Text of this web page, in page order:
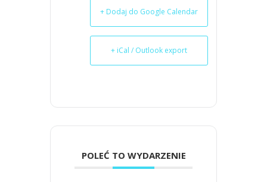
+ Dodaj do Google Calendar
+ iCal / Outlook export
POLEĆ TO WYDARZENIE